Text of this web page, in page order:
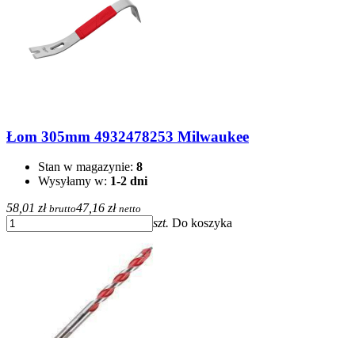
Łom 305mm 4932478253 Milwaukee
Stan w magazynie: 8
Wysyłamy w: 1-2 dni
58,01 zł brutto47,16 zł netto
szt. Do koszyka